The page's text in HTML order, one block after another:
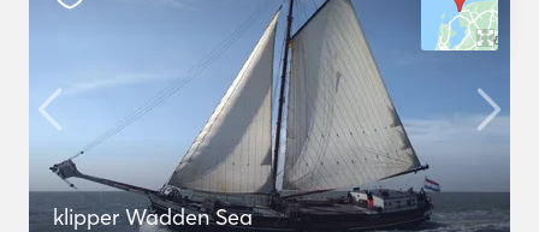
klipper Wadden Sea